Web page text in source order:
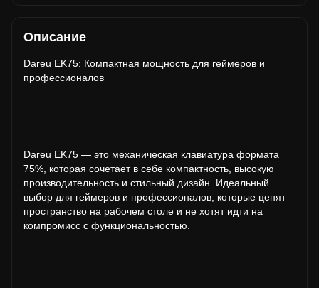
Описание
Dareu EK75: Компактная мощность для геймеров и
профессионалов
Dareu EK75 — это механическая клавиатура формата
75%, которая сочетает в себе компактность, высокую
производительность и стильный дизайн. Идеальный
выбор для геймеров и профессионалов, которые ценят
пространство на рабочем столе и не хотят идти на
компромисс с функциональностью.